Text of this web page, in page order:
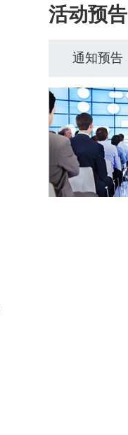
活动预告
通知预告